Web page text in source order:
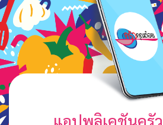
แอปพลิเคชันครั